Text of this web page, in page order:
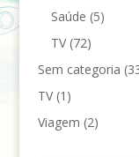
Saúde (5)
TV(72)
Sem categoria
TV(1)
Viagem (2)